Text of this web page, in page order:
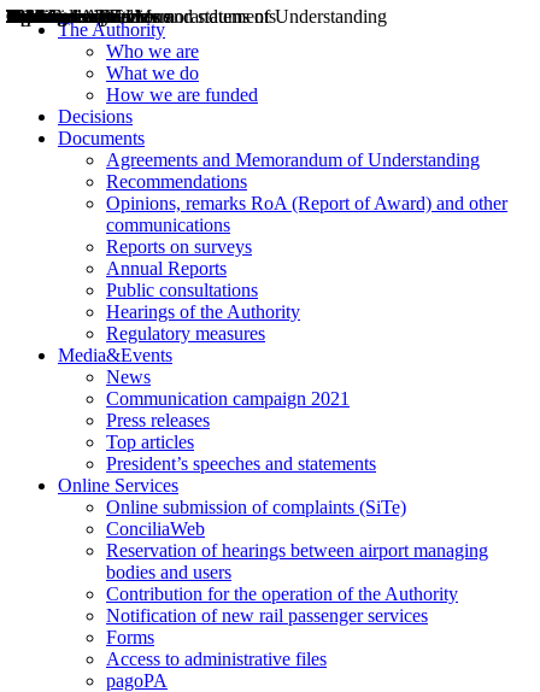
The Authority
Who we are
What we do
How we are funded
Decisions
Documents
Agreements and Memorandum of Understanding
Recommendations
Opinions, remarks RoA (Report of Award) and other
communications
Reports on surveys
Annual Reports
Public consultations
Hearings of the Authority
Regulatory measures
Media&Events
News
Communication campaign 2021
Press releases
Top articles
President’s speeches and statements
Online Services
Online submission of complaints (SiTe)
ConciliaWeb
Reservation of hearings between airport managing
bodies and users
Contribution for the operation of the Authority
Notification of new rail passenger services
Forms
Access to administrative files
pagoPA
Decisions
Opinions
Public consultations
Hearings
Recommendations
Agreements and Memorandums of Understanding
Relazioni annuali
Misure di regolazione
News
Press Releases
Bollettini ART
Convegni ART
President’s interviews
Top articles
President’s speeches and statements
2004
2005
2010
2013
2014
2015
2016
2017
2018
2019
202
2020
2021
2022
2023
2024
2025
2026
Aereo
Marittimo
Terrestre